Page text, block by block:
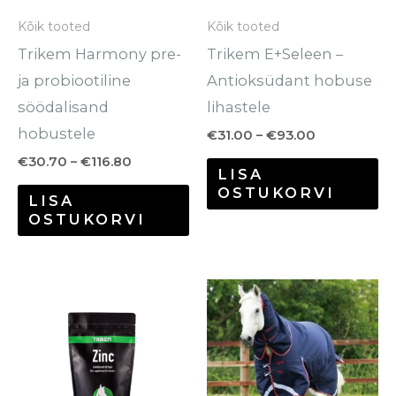
Kõik tooted
Trikem Harmony pre-
ja probiootiline
söödalisand
hobustele
€30.70 – €116.80
LISA
OSTUKORVI
teha
tootelehel.
Kõik tooted
Trikem E+Seleen –
Antioksüdant hobuse
lihastele
€31.00 – €93.00
LISA
OSTUKORVI
Hinnavahemik:
kuni
€50.90
Sellel
tootel
on
mitu